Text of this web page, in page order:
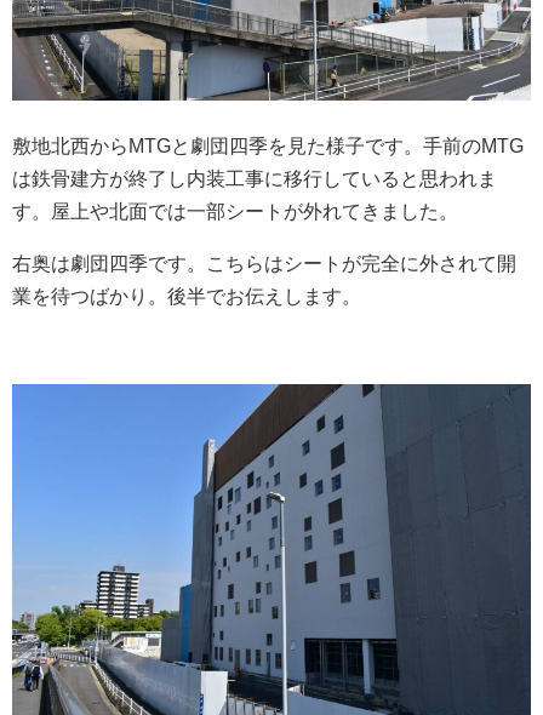
敷地北西からMTGと劇団四季を見た様子です。手前のMTG
は鉄骨建方が終了し内装工事に移行していると思われま
す。屋上や北面では一部シートが外れてきました。
右奥は劇団四季です。こちらはシートが完全に外されて開
業を待つばかり。後半でお伝えします。